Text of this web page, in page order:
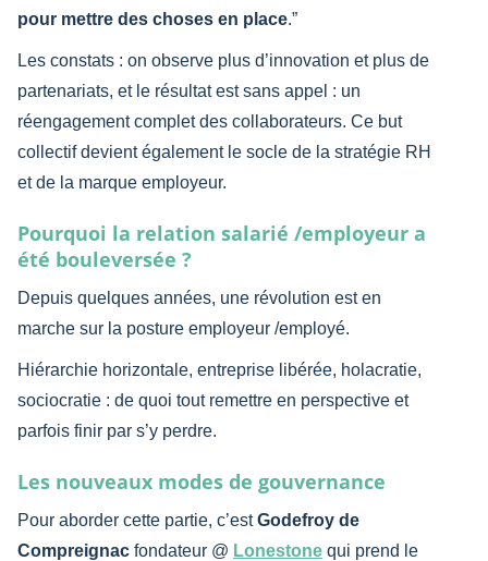
pour mettre des choses en place.
Les constats : on observe plus d’innovation et plus de
partenariats, et le résultat est sans appel : un
réengagement complet des collaborateurs. Ce but
collectif devient également le socle de la stratégie RH
et de la marque employeur.
Pourquoi la relation salarié /employeur a
été bouleversée ?
Depuis quelques années, une révolution est en
marche sur la posture employeur /employé.
Hiérarchie horizontale, entreprise libérée, holacratie,
sociocratie : de quoi tout remettre en perspective et
parfois finir par s’y perdre.
Les nouveaux modes de gouvernance
Pour aborder cette partie, c’estGodefroy de
Compreignac fondateur @ Lonestone qui prend le